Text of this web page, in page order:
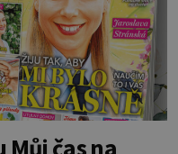
Můj čas na